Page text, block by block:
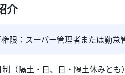
介
限：スーパー管理者または勤
制（隔土・日、日・隔土休みと